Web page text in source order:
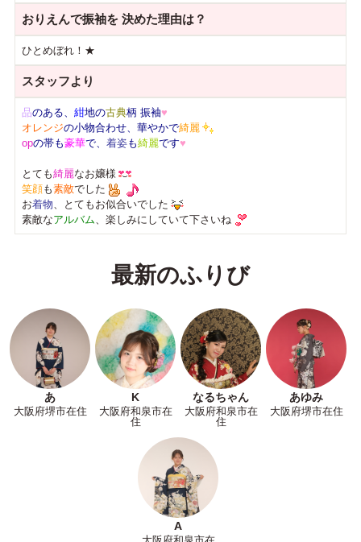
おりえんで振袖を決めた理由は？
ひとめぼれ！★
スタッフより
品のある、 紺地の古典柄 振袖♥
オレンジの小物合わせ、華やかで綺麗
opの帯も豪華で、 着姿も綺麗です♥
とても綺麗なお嬢様
笑顔も素敵でした
お着物、とてもお似合いでした
素敵なアルバム、楽しみにしていて下さいね
最新のふりび
あ
大阪府堺市在住
K
大阪府和泉市在
住
なるちゃん
大阪府和泉市在
住
あゆみ
大阪府堺市在住
A